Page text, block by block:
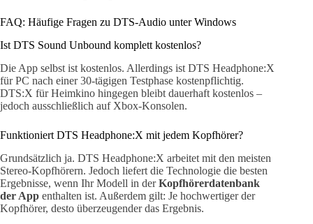
FAQ: Häufige Fragen zu DTS-Audio unter Windows
Ist DTS Sound Unbound komplett kostenlos?
Die App selbst ist kostenlos. Allerdings ist DTS Headphone:X
für PC nach einer 30-tägigen Testphase kostenpflichtig.
DTS:X für Heimkino hingegen bleibt dauerhaft kostenlos –
jedoch ausschließlich auf Xbox-Konsolen.
Funktioniert DTS Headphone:X mit jedem Kopfhörer?
Grundsätzlich ja. DTS Headphone:X arbeitet mit den meisten
Stereo-Kopfhörern. Jedoch liefert die Technologie die besten
Ergebnisse, wenn Ihr Modell in derKopfhörerdatenbank
der App enthalten ist. Außerdem gilt: Je hochwertiger der
Kopfhörer, desto überzeugender das Ergebnis.